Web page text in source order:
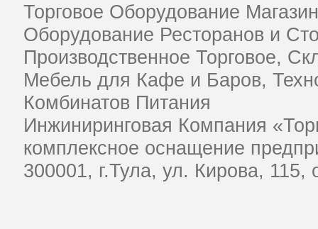
Торговое Оборудование
Оборудование Ресторанов и
Производственное Торговое,
Мебель для Кафе и Баров,
Комбинатов Питания
Инжиниринговая Компания
комплексное оснащение
​300001, г.Тула, ул. Кирова, 115,